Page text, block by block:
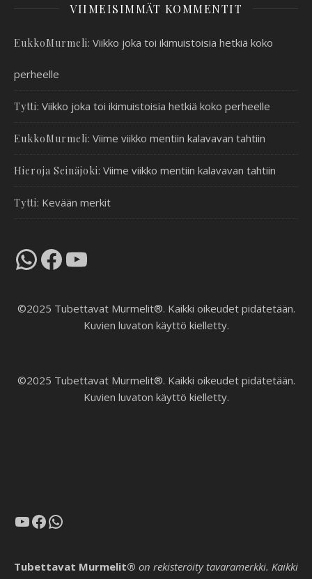
VIIMEISIMMÄT KOMMENTIT
EukkoMurmeli: Viikko joka toi ikimuistoisia hetkiä koko
perheelle
Tytti: Viikko joka toi ikimuistoisia hetkiä koko perheelle
EukkoMurmeli: Viime viikko mentiin kalavavan tahtiin
Hieroja Seinäjoki: Viime viikko mentiin kalavavan tahtiin
Tytti: Kevään merkit
WhatsAppFacebook
YouTube
©2025 Tubettavat Murmelit®. Kaikki oikeudet pidätetään.
Kuvien luvaton käyttö kielletty.
©2025 Tubettavat Murmelit®. Kaikki oikeudet pidätetään.
Kuvien luvaton käyttö kielletty.
YouTube
Facebook
WhatsApp
Tubettavat Murmelit® on rekisteröity tavaramerkki. Kaikki